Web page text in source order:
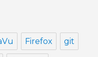
Firefox git